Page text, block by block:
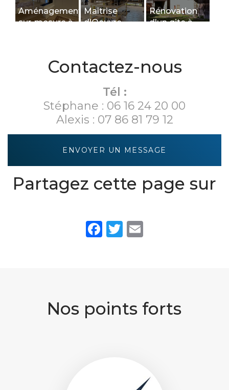
Aménagement
sur-mesure à
Maîtrise
d'Oeuvre
Rénovation
d'un gite à
- L'ECURIE
Contactez-nous
Tél :
Stéphane : 06 16 24 20 00
Alexis : 07 86 81 79 12
ENVOYER UN MESSAGE
Partagez cette page sur
Facebook
Twitter
Nos points forts